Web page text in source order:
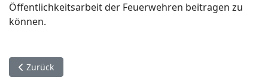
Öffentlichkeitsarbeit der Feuerwehren beitragen zu
können.
Vorheriger Beitrag: Impressum
Zurück